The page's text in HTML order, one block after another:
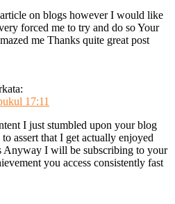
on blogs however I would like
forced me to try and do so Your
me Thanks quite great post
17:11
I just stumbled upon your blog
assert that I get actually enjoyed
Anyway I will be subscribing to your
you access consistently fast